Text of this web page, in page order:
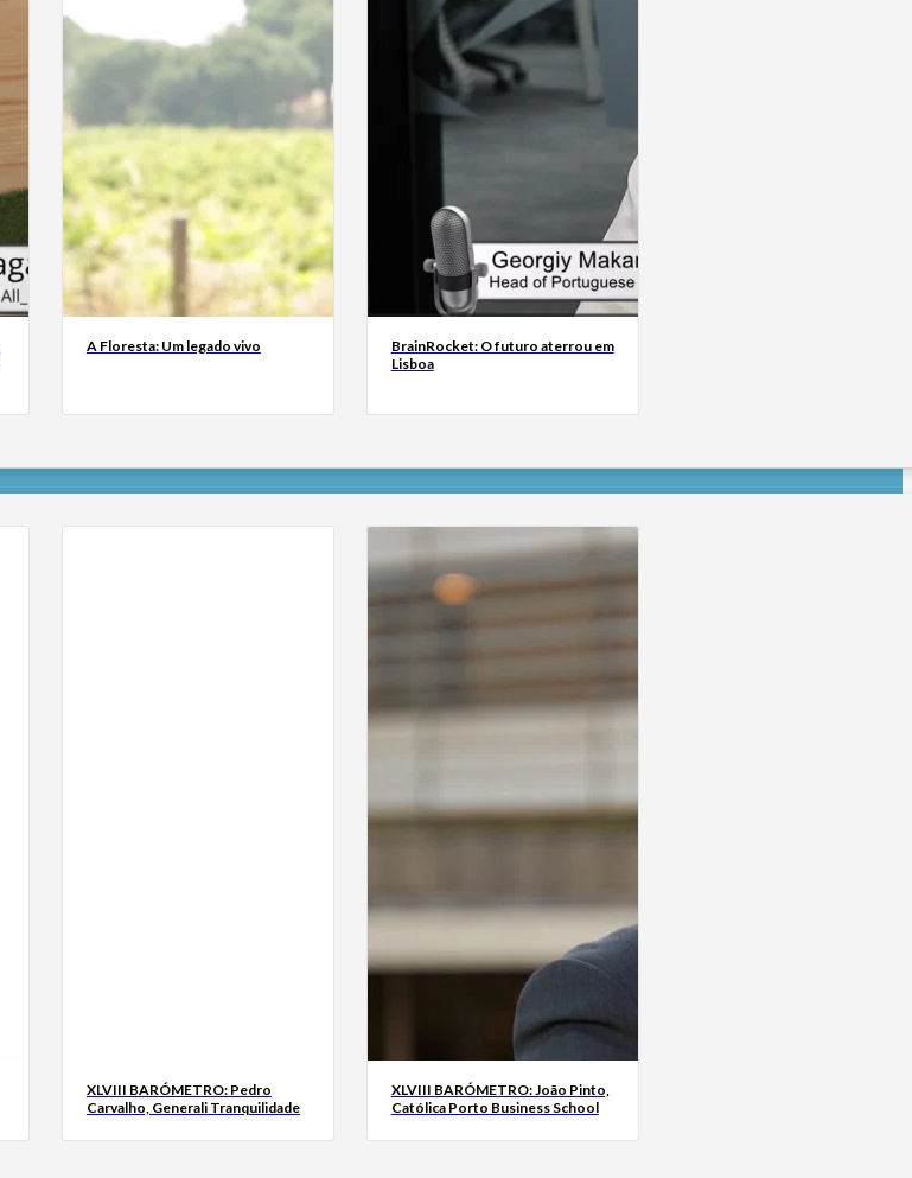
A Floresta: Um legado vivo
BrainRocket: O futuro aterrou em
Lisboa
XLVIII BARÓMETRO: Pedro
Carvalho, Generali Tranquilidade
XLVIII BARÓMETRO: João Pinto,
Católica Porto Business School